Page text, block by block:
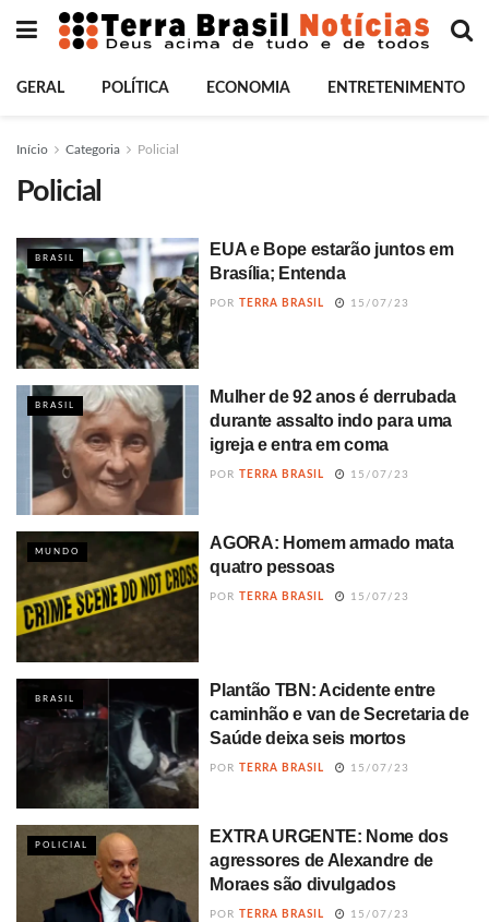
GERAL POLÍTICA ECONOMIA ENTRETENIMENTO
Início Categoria Policial
Policial
BRASIL
EUA e Bope estarão juntos em
Brasília; Entenda
POR TERRA BRASIL 15/07/23
BRASIL
Mulher de 92 anos é derrubada
durante assalto indo para uma
igreja e entra em coma
POR TERRA BRASIL 15/07/23
MUNDO
AGORA: Homem armado mata
quatro pessoas
POR TERRA BRASIL 15/07/23
BRASIL
Plantão TBN: Acidente entre
caminhão e van de Secretaria de
Saúde deixa seis mortos
POR TERRA BRASIL 15/07/23
POLICIAL
EXTRA URGENTE: Nome dos
agressores de Alexandre de
Moraes são divulgados
POR TERRA BRASIL 15/07/23